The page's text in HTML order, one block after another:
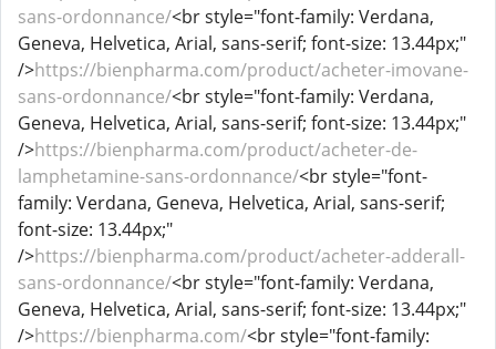
sans-ordonnance/<br style="font-family: Verdana,
Geneva, Helvetica, Arial, sans-serif; font-size: 13.44px;"
/>https://bienpharma.com/product/acheter-imovane-
sans-ordonnance/<br style="font-family: Verdana,
Geneva, Helvetica, Arial, sans-serif; font-size: 13.44px;"
/>https://bienpharma.com/product/acheter-de-
lamphetamine-sans-ordonnance/<br style="font-
family: Verdana, Geneva, Helvetica, Arial, sans-serif;
font-size: 13.44px;"
/>https://bienpharma.com/product/acheter-adderall-
sans-ordonnance/<br style="font-family: Verdana,
Geneva, Helvetica, Arial, sans-serif; font-size: 13.44px;"
/>https://bienpharma.com/<br style="font-family: